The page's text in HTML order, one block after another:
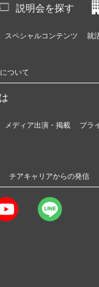
説明会を探す
スペシャルコンテンツ 就
ついて
メディア出演・掲載 プラ
チアキャリアからの発信